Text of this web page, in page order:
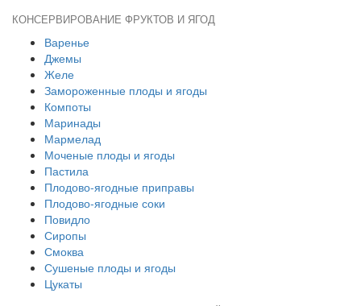
КОНСЕРВИРОВАНИЕ ФРУКТОВ И ЯГОД
Варенье
Джемы
Желе
Замороженные плоды и ягоды
Компоты
Маринады
Мармелад
Моченые плоды и ягоды
Пастила
Плодово-ягодные приправы
Плодово-ягодные соки
Повидло
Сиропы
Смоква
Сушеные плоды и ягоды
Цукаты